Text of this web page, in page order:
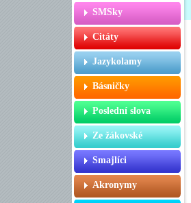
SMSky
Citáty
Jazykolamy
Básničky
Poslední slova
Ze žákovské
Smajlíci
Akronymy